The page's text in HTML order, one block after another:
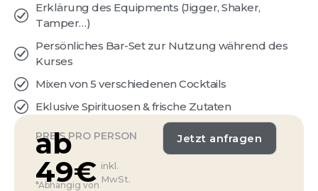
Erklärung des Equipments (Jigger, Shaker,
Tamper…)
Persönliches Bar-Set zur Nutzung während des
Kurses
Mixen von 5 verschiedenen Cocktails
Eklusive Spirituosen & frische Zutaten
PREIS PRO PERSON
ab
49€ inkl.
MwSt.
*Abhängig von
Jetzt anfragen